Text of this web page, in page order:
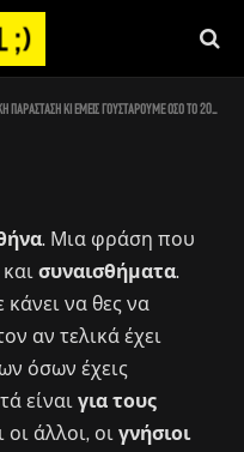
κι εμείς γουστάρουμε όσο το 2005, ίσως και περισσότερο
. Μια φράση που
συναισθήματα.
να θες να
αν τελικά έχει
όσων έχεις
είναι για τους
άλλοι, οι γνήσιοι